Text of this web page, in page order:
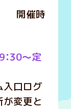
開催時
9：30～定
口ログ
変更と